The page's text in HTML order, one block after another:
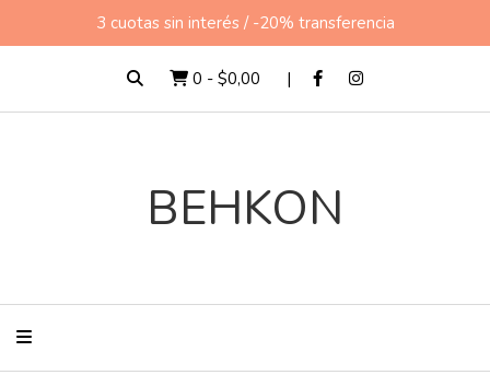
3 cuotas sin interés / -20% transferencia
0 - $0,00
BEHKON